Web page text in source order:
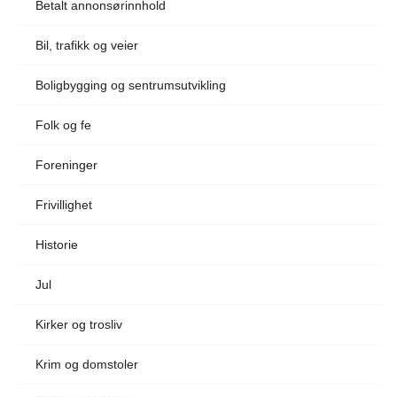
Betalt annonsørinnhold
Bil, trafikk og veier
Boligbygging og sentrumsutvikling
Folk og fe
Foreninger
Frivillighet
Historie
Jul
Kirker og trosliv
Krim og domstoler